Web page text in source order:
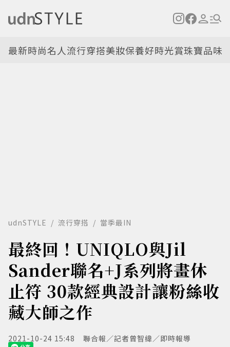
最新時尚名人流行穿搭美妝保養好時光賞珠寶品味
udnSTYLE 流行穿搭 當季最IN
最終回！UNIQLO與Jil
Sander聯名+J系列將畫休
止符 30款經典設計讓粉絲收
藏大師之作
2021-10-24 15:48 聯合報／記者曾智緯／即時報導